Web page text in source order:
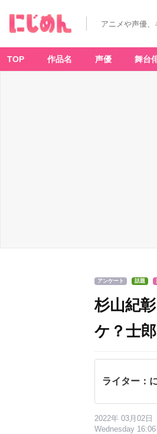
アニメや声優
TOP 作品名 声優 舞台
アンケート 話題
杉山紀
ケ？士
ライター：
2022年 03月02日
Wednesday 16:06